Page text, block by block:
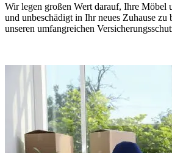
Wir legen großen Wert darauf, Ihre Möbel
und unbeschädigt in Ihr neues Zuhause zu
unseren umfangreichen